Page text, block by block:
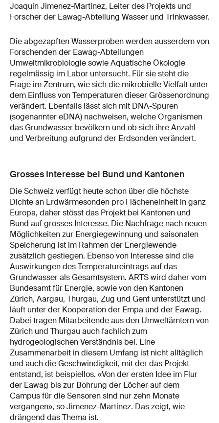
Joaquin Jimenez-Martinez, Leiter des Projekts und
Forscher der Eawag-Abteilung Wasser und Trinkwasser.
Die abgezapften Wasserproben werden ausserdem von
Forschenden der Eawag-Abteilungen
Umweltmikrobiologie sowie Aquatische Ökologie
regelmässig im Labor untersucht. Für sie steht die
Frage im Zentrum, wie sich die mikrobielle Vielfalt unter
dem Einfluss von Temperaturen dieser Grössenordnung
verändert. Ebenfalls lässt sich mit DNA-Spuren
(sogenannter eDNA) nachweisen, welche Organismen
das Grundwasser bevölkern und ob sich ihre Anzahl
und Verbreitung aufgrund der Erdsonden verändert.
Grosses Interesse bei Bund und Kantonen
Die Schweiz verfügt heute schon über die höchste
Dichte an Erdwärmesonden pro Flächeneinheit in ganz
Europa, daher stösst das Projekt bei Kantonen und
Bund auf grosses Interesse. Die Nachfrage nach neuen
Möglichkeiten zur Energiegewinnung und saisonalen
Speicherung ist im Rahmen der Energiewende
zusätzlich gestiegen. Ebenso von Interesse sind die
Auswirkungen des Temperatureintrags auf das
Grundwasser als Gesamtsystem. ARTS wird daher vom
Bundesamt für Energie, sowie von den Kantonen
Zürich, Aargau, Thurgau, Zug und Genf unterstützt und
läuft unter der Kooperation der Empa und der Eawag.
Dabei tragen Mitarbeitende aus den Umweltämtern von
Zürich und Thurgau auch fachlich zum
hydrogeologischen Verständnis bei. Eine
Zusammenarbeit in diesem Umfang ist nicht alltäglich
und auch die Geschwindigkeit, mit der das Projekt
entstand, ist beispiellos. «Von der ersten Idee im Flur
der Eawag bis zur Bohrung der Löcher auf dem
Campus für die Sensoren sind nur zehn Monate
vergangen», so Jimenez-Martinez. Das zeigt, wie
drängend das Thema ist.